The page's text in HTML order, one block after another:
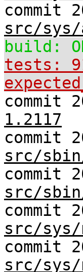
commit
src/sys/
build:
tests:
commit
1.2117
commit
src/
commit
src/
commit
src/
commit
src/